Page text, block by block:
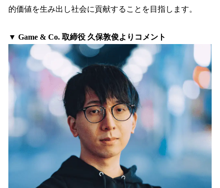
的価値を生み出し社会に貢献することを目指します。
▼ Game & Co. 取締役 久保敦俊よりコメント